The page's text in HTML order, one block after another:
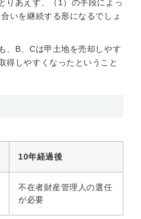
りあえず、（1）の手段によっ
いを継続する形になるでしょ
、B、Cは甲土地を売却しやす
得しやすくなったということ
10年経過後
不在者財産管理人の選任
が必要